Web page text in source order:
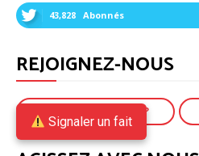
Signaler un fait
43,828 Abonnés
REJOIGNEZ-NOUS
Pourquoi adhérer ?